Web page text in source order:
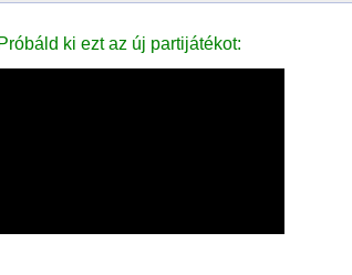
Próbáld ki ezt az új partijátékot: